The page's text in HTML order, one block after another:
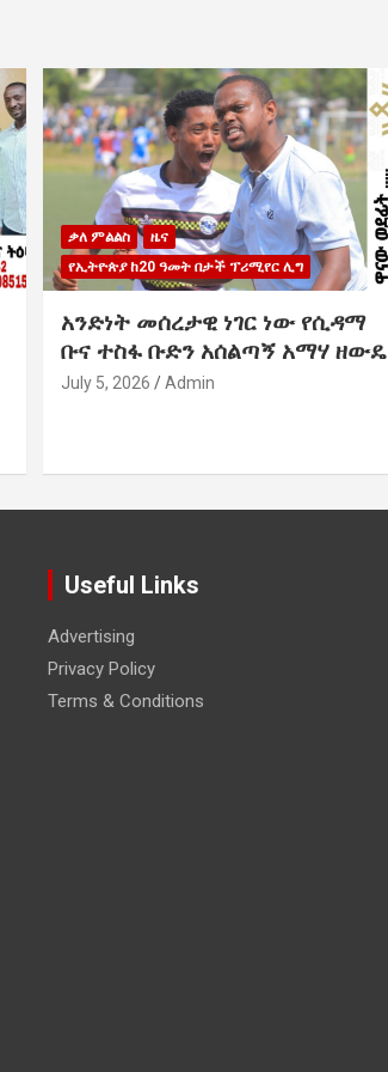
ቃለ ምልልስ
ዜና
የኢትዮጵያ ከ20 ዓመት በታች ፕሪሚየር ሊግ
አንድነት መሰረታዊ ነገር ነው የሲዳማ
ቡና ተስፋ ቡድን አሰልጣኝ አማሃ ዘውዴ
July 5, 2026 Admin
Useful Links
Advertising
Privacy Policy
Terms & Conditions